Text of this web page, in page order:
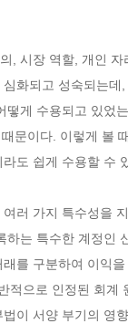
, 시장 역할, 개인
화되고 성숙되는
게 수용되고 있었
문이다. 이렇게 볼
도 쉽게 수용할 수
러 가지 특수성을
는 특수한 계정인
를 구분하여 이익
적으로 인정된 회
이 서양 부기의 영